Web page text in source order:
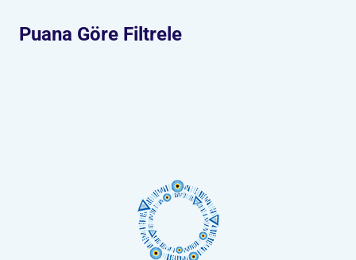
Puana Göre Filtrele